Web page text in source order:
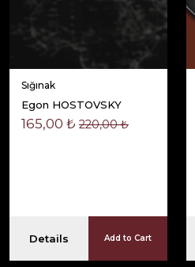
Sığınak
Egon HOSTOVSKY
165,00 ₺ 220,00 ₺
Details Add to Cart